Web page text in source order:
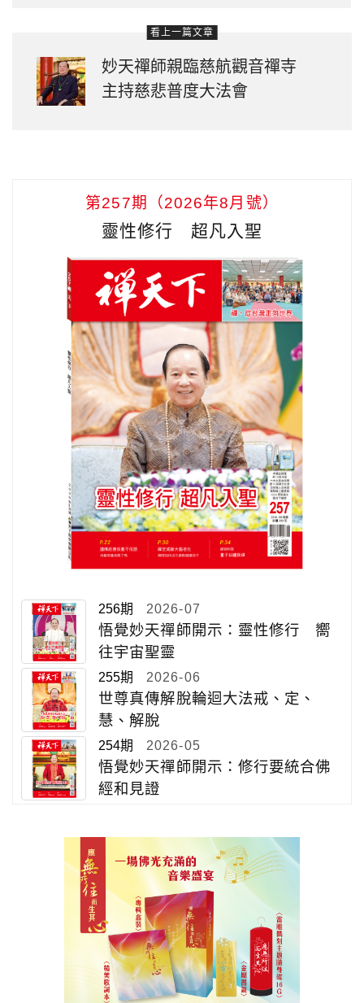
看上一篇文章
妙天禪師親臨慈航觀音禪寺
主持慈悲普度大法會
第257期（2026年8月號）
靈性修行 超凡入聖
256期 2026-07
悟覺妙天禪師開示：靈性修行 嚮
往宇宙聖靈
255期 2026-06
世尊真傳解脫輪迴大法戒、定、
慧、解脫
254期 2026-05
悟覺妙天禪師開示：修行要統合佛
經和見證